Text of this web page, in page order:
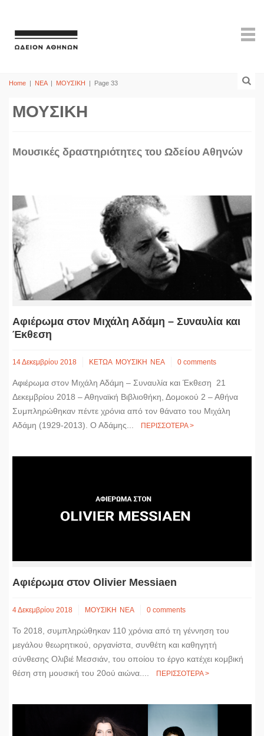
Home | ΝΕΑ | ΜΟΥΣΙΚΗ | Page 33
ΜΟΥΣΙΚΗ
Mουσικές δραστηριότητες του Ωδείου Αθηνών
Αφιέρωμα στον Μιχάλη Αδάμη – Συναυλία και
Έκθεση
14 Δεκεμβρίου 2018 ΚΕΤΩΑ ΜΟΥΣΙΚΗ ΝΕΑ 0 comments
Αφιέρωμα στον Μιχάλη Αδάμη – Συναυλία και Έκθεση 21
Δεκεμβρίου 2018 – Αθηναϊκή Βιβλιοθήκη, Δομοκού 2 – Αθήνα
Συμπληρώθηκαν πέντε χρόνια από τον θάνατο του Μιχάλη
Αδάμη (1929-2013). Ο Αδάμης...
ΠΕΡΙΣΣΟΤΕΡΑ >
Aφιέρωμα στον Olivier Messiaen
4 Δεκεμβρίου 2018 ΜΟΥΣΙΚΗ ΝΕΑ 0 comments
Το 2018, συμπληρώθηκαν 110 χρόνια από τη γέννηση του
μεγάλου θεωρητικού, οργανίστα, συνθέτη και καθηγητή
σύνθεσης Ολιβιέ Μεσσιάν, του οποίου το έργο κατέχει κομβική
θέση στη μουσική του 20ού αιώνα....
ΠΕΡΙΣΣΟΤΕΡΑ >